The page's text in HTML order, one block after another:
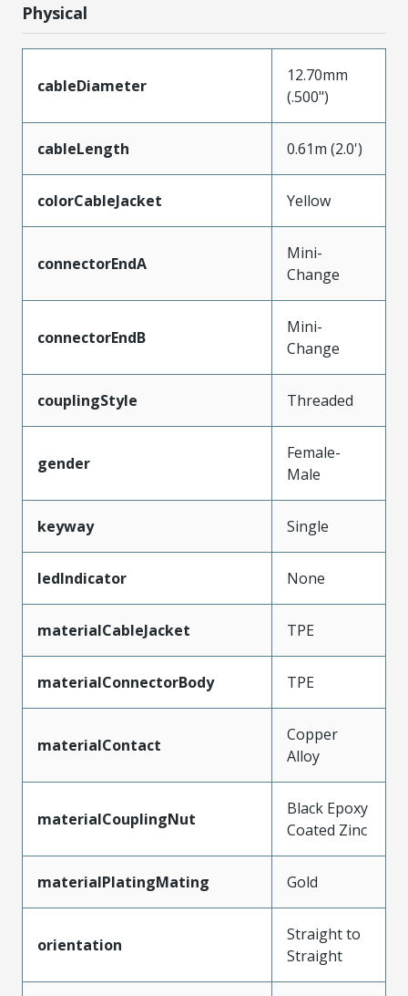
Physical
cableDiameter
12.70mm
(.500")
cableLength 0.61m (2.0')
colorCableJacket Yellow
connectorEndA
Mini-
Change
connectorEndB
Mini-
Change
couplingStyle Threaded
gender
Female-
Male
keyway Single
ledIndicator None
materialCableJacket TPE
materialConnectorBody TPE
materialContact
Copper
Alloy
materialCouplingNut
Black Epoxy
Coated Zinc
materialPlatingMating Gold
orientation
Straight to
Straight